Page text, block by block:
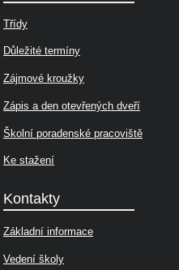
Třídy
Důležité termíny
Zájmové kroužky
Zápis a den otevřených dveří
Školní poradenské pracoviště
Ke stažení
Kontakty
Základní informace
Vedení školy